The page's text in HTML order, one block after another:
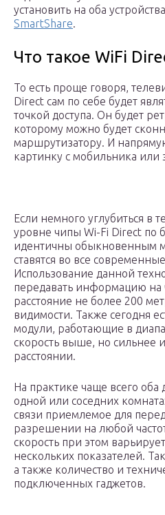
установить на оба
SmartShare.
Что такое WiFi
То есть проще говоря,
Direct сам по себе будет
точкой доступа. Он будет
которому можно будет
маршрутизатору. И
картинку с мобильника или
Если немного углубиться в
уровне чипы Wi-Fi Direct по
идентичны обыкновенным
ставятся во все
Использование данной
передавать информацию на
расстояние не более 200
видимости. Также сегодня
модули, работающие в
скорость выше, но сильнее
расстоянии.
На практике чаще всего оба
одной или соседних
связи приемлемое для
разрешении на любой
скорость при этом
нескольких показателей.
а также количество и
подключенных гаджетов.